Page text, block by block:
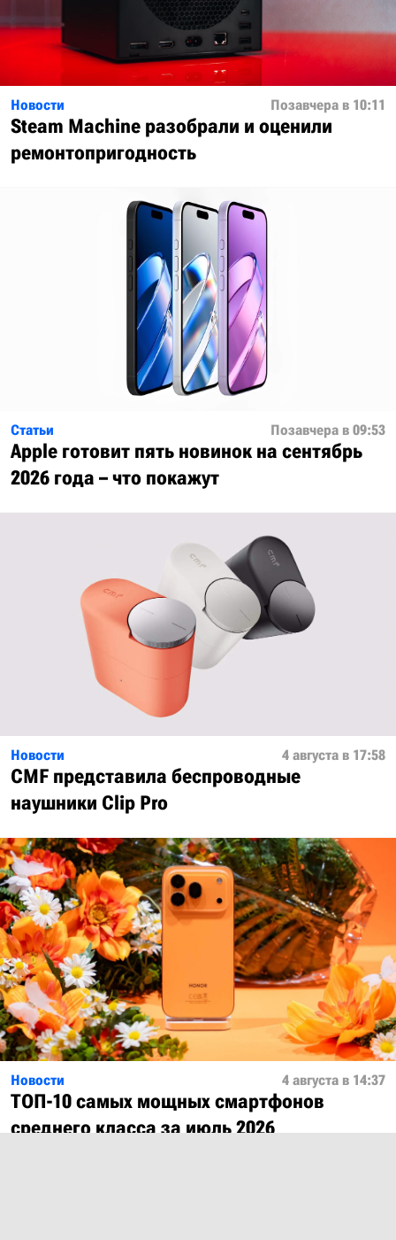
Новости Позавчера в 10:11
Steam Machine разобрали и оценили
ремонтопригодность
Статьи Позавчера в 09:53
Apple готовит пять новинок на сентябрь
2026 года – что покажут
Новости 4 августа в 17:58
CMF представила беспроводные
наушники Clip Pro
Новости 4 августа в 14:37
ТОП-10 самых мощных смартфонов
среднего класса за июль 2026